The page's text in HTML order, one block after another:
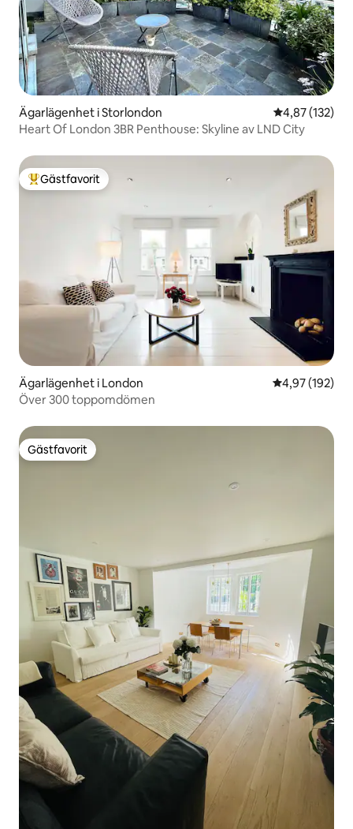
Ägarlägenhet i Storlondon 4,87 av 5 i
4,87 (132)
Heart Of London 3BR Penthouse: Skyline av LND City
Populär gästfavorit
Gästfavorit
Ägarlägenhet i London 4,97 av 5 i
4,97 (192)
Över 300 toppomdömen
Gästfavorit
Gästfavorit